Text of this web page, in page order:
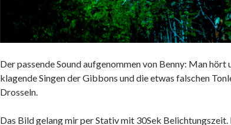
Der passende Sound aufgenommen von Benny: Man hört
klagende Singen der Gibbons und die etwas falschen
Drosseln.
Das Bild gelang mir per Stativ mit 30Sek